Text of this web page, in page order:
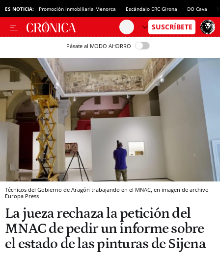
ES NOTICIA: Promoción inmobiliaria Menorca Escándalo ERC Girona DO Cava
Pásate al MODO AHORRO
Técnicos del Gobierno de Aragón trabajando en el MNAC, en imagen de archivo
Europa Press
La jueza rechaza la petición del
MNAC de pedir un informe sobre
el estado de las pinturas de Sijena